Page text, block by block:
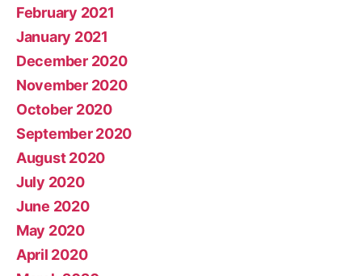
February 2021
January 2021
December 2020
November 2020
October 2020
September 2020
August 2020
July 2020
June 2020
May 2020
April 2020